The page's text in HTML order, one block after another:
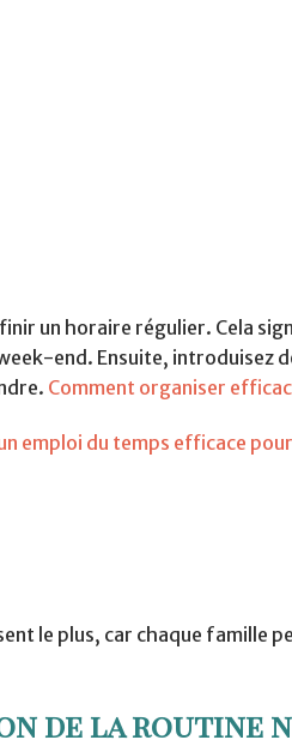
un horaire régulier. Cela
end. Ensuite, introduisez
Comment organiser
emploi du temps efficace
le plus, car chaque famille
de la routine